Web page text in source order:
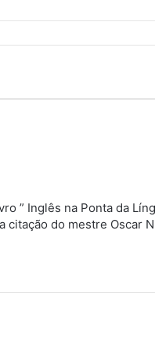
” Inglês na Ponta da
citação do mestre Oscar